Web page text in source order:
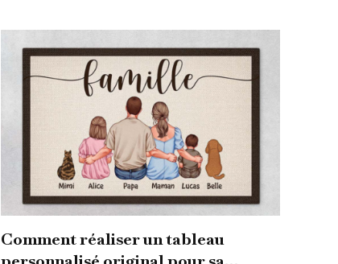
Comment réaliser un tableau